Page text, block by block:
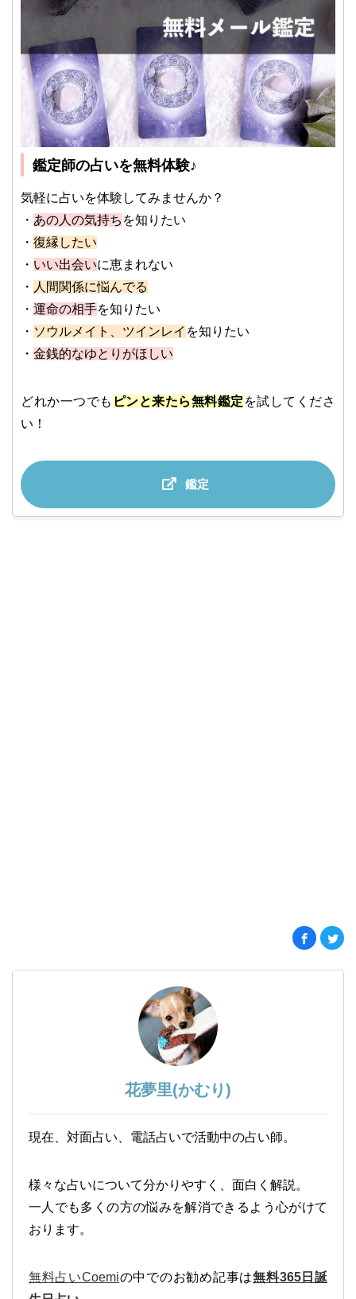
鑑定師の占いを無料体験♪
気軽に占いを体験してみませんか？
・ あの人の気持ち を知りたい
・ 復縁したい
・ いい出会いに恵まれない
・ 人間関係に悩んでる
・ 運命の相手を知りたい
・ ソウルメイト、ツインレイ を知りたい
・ 金銭的なゆとりがほしい
どれか一つでも ピンと来たら無料鑑定 を試してくださ
い！
鑑定
花夢里(かむり)
現在、対面占い、電話占いで活動中の占い師。
様々な占いについて分かりやすく、面白く解説。
一人でも多くの方の悩みを解消できるよう心がけて
おります。
無料占いCoemiの中でのお勧め記事は無料365日誕